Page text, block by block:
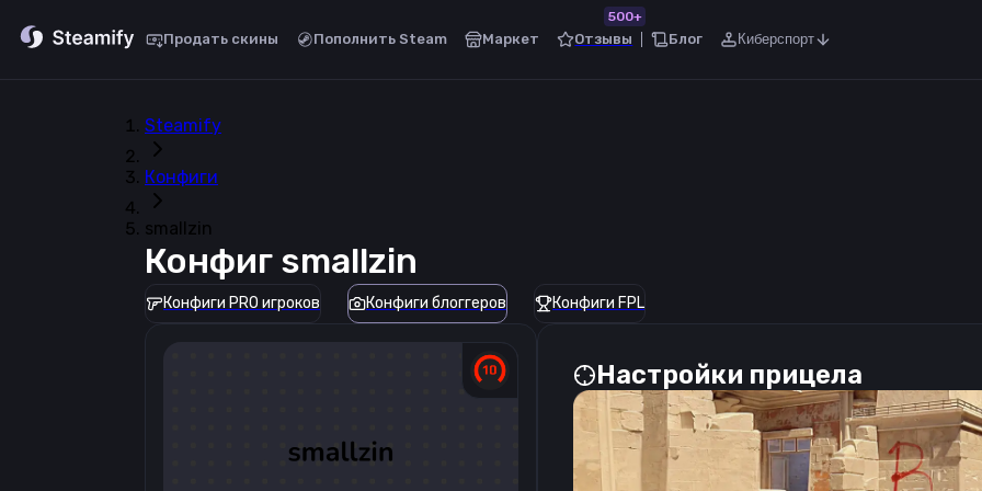
Продать скины Пополнить Steam Маркет Отзывы
500+
Блог Киберспорт
Steamify
Конфиги
smallzin
Конфиг smallzin
Конфиги PRO игроков Конфиги блоггеров Конфиги FPL
Настройки прицела